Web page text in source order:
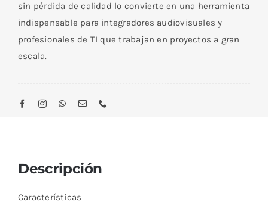
sin pérdida de calidad lo convierte en una herramienta
indispensable para integradores audiovisuales y
profesionales de TI que trabajan en proyectos a gran
escala.
Descripción
Características